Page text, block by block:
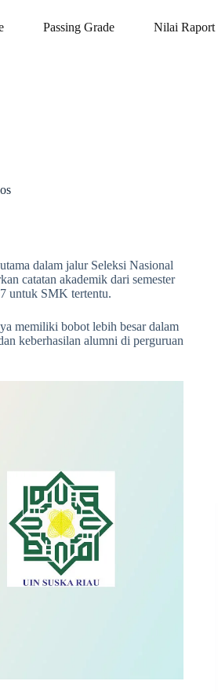
Passing Grade Nilai Raport
dalam jalur Seleksi Nasional
catatan akademik dari semester
untuk SMK tertentu.
memiliki bobot lebih besar dalam
keberhasilan alumni di perguruan